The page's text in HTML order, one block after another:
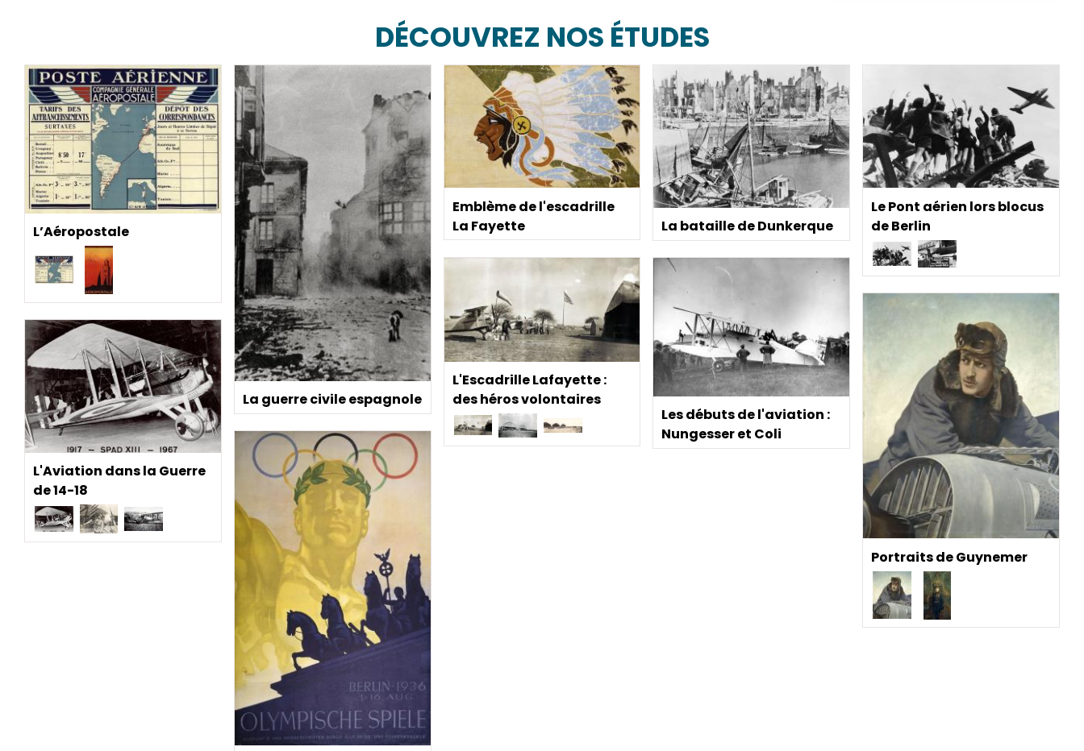
DÉCOUVREZ NOS ÉTUDES
L’Aéropostale
La guerre civile espagnole
Emblème de l'escadrille
La Fayette
La bataille de Dunkerque
Le Pont aérien lors blocus
de Berlin
L'Escadrille Lafayette :
des héros volontaires
Les débuts de l'aviation :
Nungesser et Coli
Portraits de Guynemer
L'Aviation dans la Guerre
de 14-18